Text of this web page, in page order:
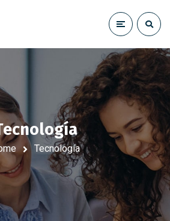
Tecnología